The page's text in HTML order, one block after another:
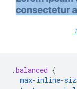
.balanced {
max-inline-